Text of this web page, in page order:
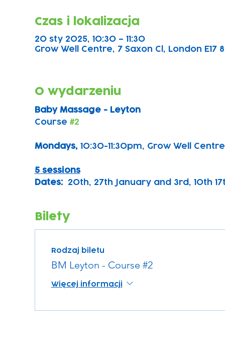
Czas i lokalizacja
20 sty 2025, 10:30 – 11:30
Grow Well Centre, 7 Saxon Cl, London E17
O wydarzeniu
Baby Massage - Leyton
Course #2
Mondays, 10:30-11:30pm, Grow Well Centre
5 sessions
Dates:
20th, 27th January and 3rd, 10th
Bilety
Rodzaj biletu
BM Leyton - Course #2
Więcej informacji